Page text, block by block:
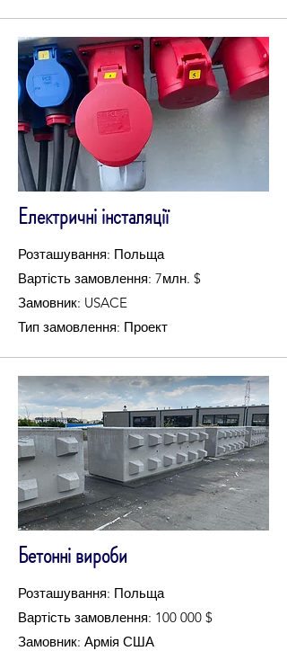
Електричні інсталяції
Розташування: Польща
Вартість замовлення: 7млн. $
Замовник: USACE
Тип замовлення: Проект
Бетонні вироби
Розташування: Польща
Вартість замовлення: 100 000 $
Замовник: Армія США